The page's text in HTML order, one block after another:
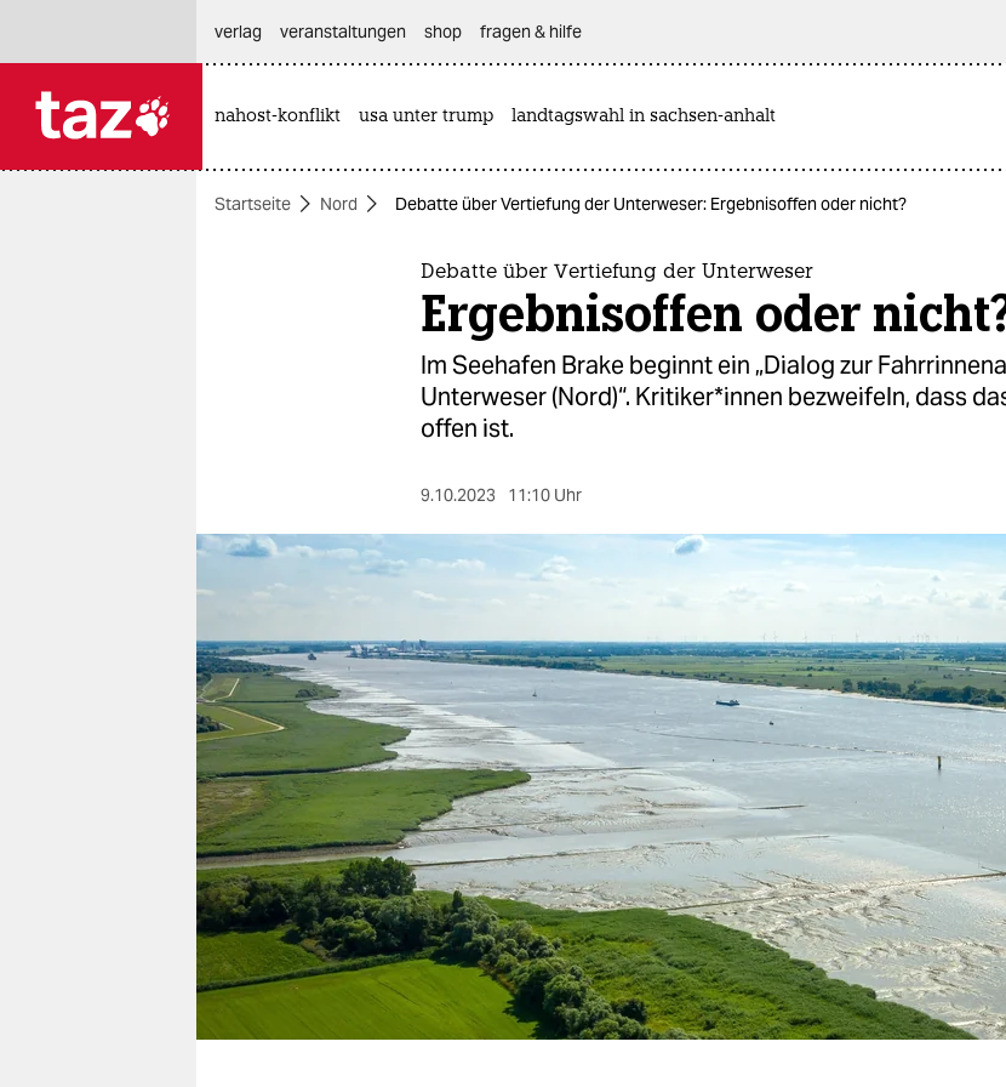
themen
berlin
nord
wahrheit
verlag
verlag
veranstaltungen
shop
fragen & hilfe
unterstützen
abo
genossenschaft
verlag
veranstaltungen shop fragen & hilfe
nahost-konflikt usa unter trump landtagswahl in sachsen-anhalt
Startseite Nord Debatte über Vertiefung der Unterweser: Ergebnisoffen oder nicht?
Debatte über Vertiefung der Unterweser
Ergebnisoffen oder
Im Seehafen Brake beginnt ein „Dialog zur
Unterweser (Nord)“. Kri­ti­ke­r*in­nen bezweifeln, dass
offen ist.
9.10.2023 11:10 Uhr